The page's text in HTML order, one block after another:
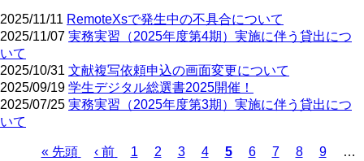
2025/11/11 RemoteXsで発生中の不具合について
2025/11/07 実務実習（2025年度第4期）実施に伴う貸出につ
いて
2025/10/31 文献複写依頼申込の画面変更について
2025/09/19 学生デジタル総選書2025開催！
2025/07/25 実務実習（2025年度第3期）実施に伴う貸出につ
いて
先
« 先頭
前
‹ 前
ペ
1
ペ
2
ペ
3
ペ
4
カ
5
ペ
6
ペ
7
ペ
8
ペ
9
…